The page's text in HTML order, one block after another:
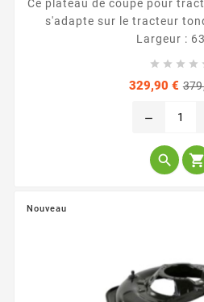
Ce plateau de coupe pour
s'adapte sur le tracteur
Largeur :
   
329,90 €
remove
 
Nouveau